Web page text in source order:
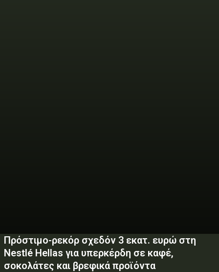
Πρόστιμο-ρεκόρ σχεδόν 3 εκατ. ευρώ στη
Nestlé Hellas για υπερκέρδη σε καφέ,
σοκολάτες και βρεφικά προϊόντα